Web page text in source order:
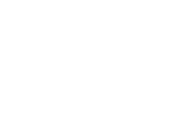
Vortex"
alle obligatorischen Funktionen, die ein
Reichweite auf dem Markt bietet. Die